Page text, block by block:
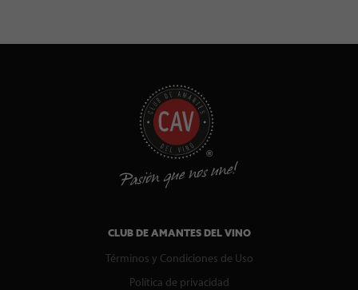
CLUB DE AMANTES DEL VINO
Términos y Condiciones de Uso
Política de privacidad